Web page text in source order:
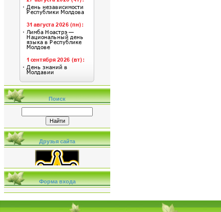
Поиск
Друзья сайта
Форма входа